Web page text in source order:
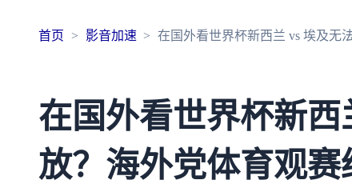
首页 影音加速 在国外看世界杯新西兰 vs 埃及无
在国外看世界杯新西
放？海外党体育观赛